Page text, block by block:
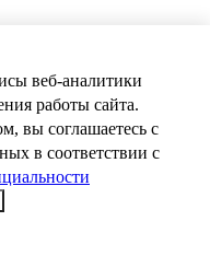
веб-аналитики
работы сайта.
вы соглашаетесь с
в соответствии с